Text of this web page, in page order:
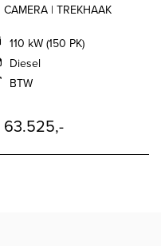
| TREKHAAK
110 kW (150 PK)
Diesel
BTW